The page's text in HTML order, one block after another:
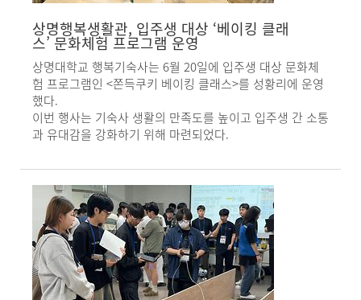
상명행복생활관, 입주생 대상 ‘베이킹 클래
스’ 문화체험 프로그램 운영
상명대학교 행복기숙사는 6월 20일에 입주생 대상 문화체
험 프로그램인 <쫀득쿠키 베이킹 클래스>를 성황리에 운영
했다.
이번 행사는 기숙사 생활의 만족도를 높이고 입주생 간 소통
과 유대감을 강화하기 위해 마련되었다.